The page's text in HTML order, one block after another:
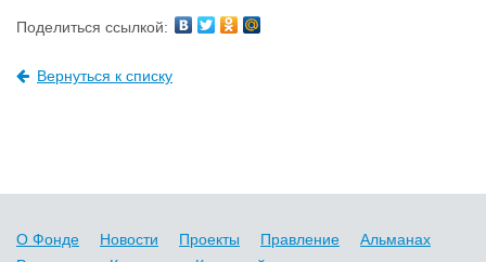
Поделиться ссылкой:
Вернуться к списку
О Фонде Новости Проекты Правление
Альманах